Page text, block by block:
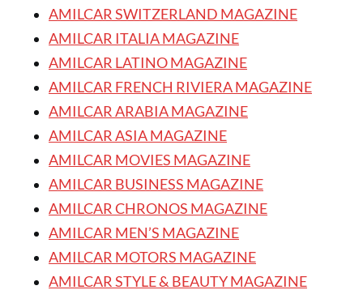
AMILCAR SWITZERLAND MAGAZINE
AMILCAR ITALIA MAGAZINE
AMILCAR LATINO MAGAZINE
AMILCAR FRENCH RIVIERA MAGAZINE
AMILCAR ARABIA MAGAZINE
AMILCAR ASIA MAGAZINE
AMILCAR MOVIES MAGAZINE
AMILCAR BUSINESS MAGAZINE
AMILCAR CHRONOS MAGAZINE
AMILCAR MEN’S MAGAZINE
AMILCAR MOTORS MAGAZINE
AMILCAR STYLE & BEAUTY MAGAZINE